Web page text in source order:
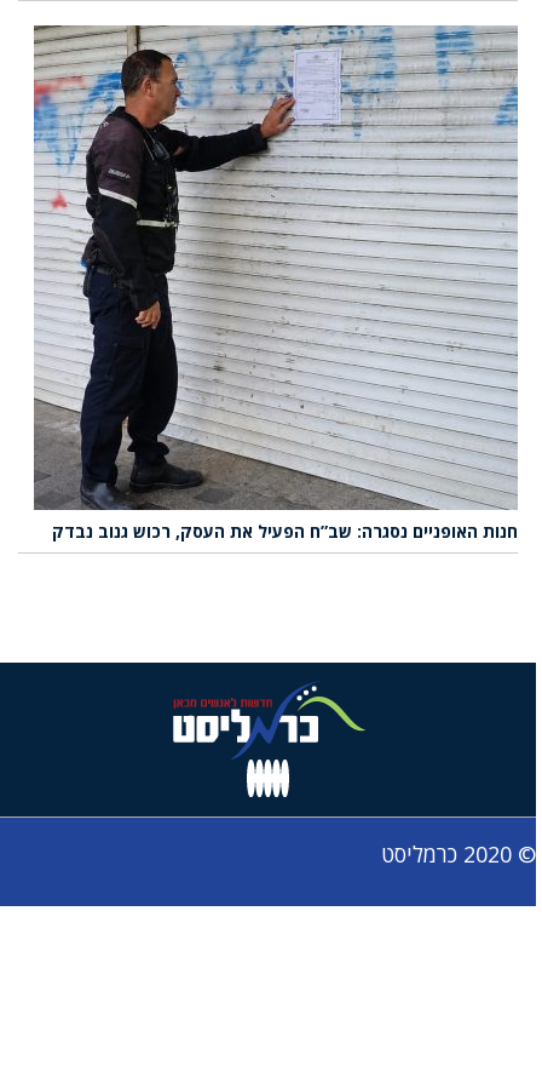
חנות האופניים נסגרה: שב”ח הפעיל את העסק, רכוש גנוב נבדק
© 2020 כרמליסט